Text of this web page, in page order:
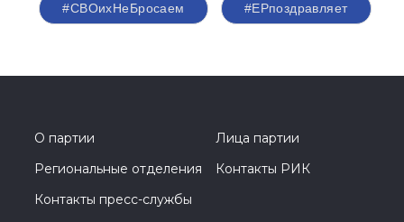
#СВОихНеБросаем #ЕРпоздравляет
О партии
Лица партии
Региональные отделения
Контакты РИК
Контакты пресс-службы